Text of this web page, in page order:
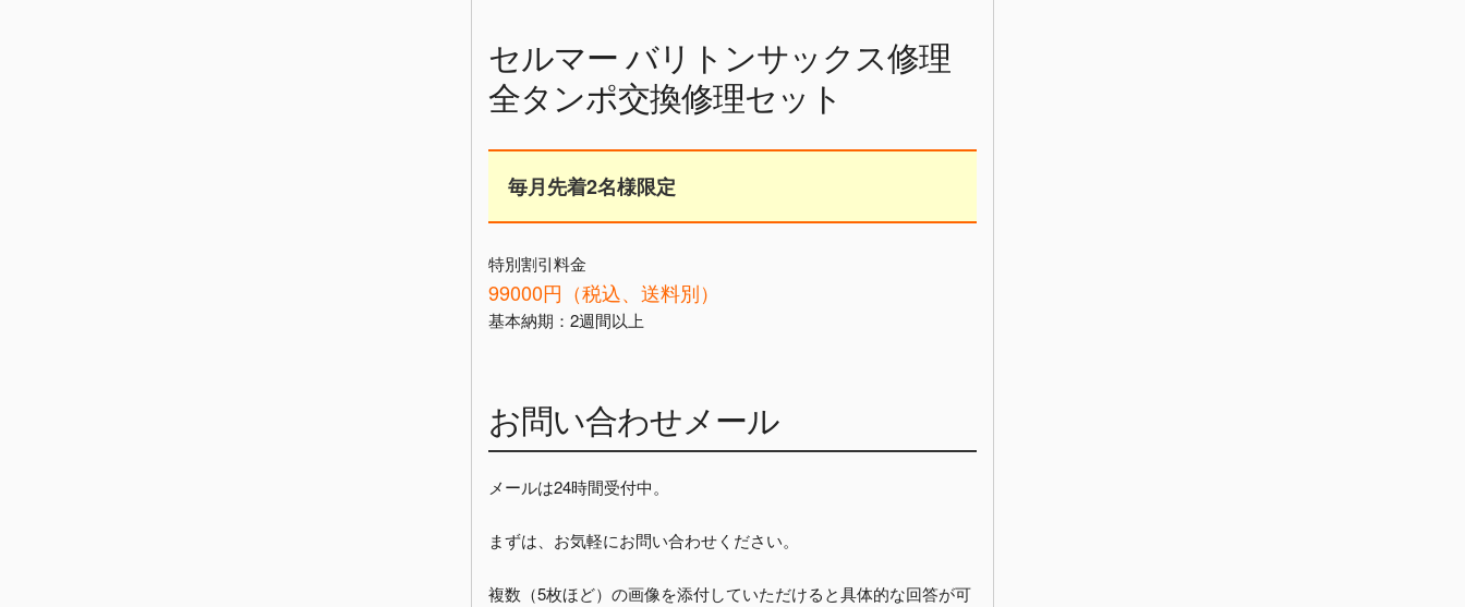
セルマー バリトンサックス修理
全タンポ交換修理セット
毎月先着2名様限定
特別割引料金
99000円（税込、送料別）
基本納期：2週間以上
お問い合わせメール
メールは24時間受付中。
まずは、お気軽にお問い合わせください。
複数（5枚ほど）の画像を添付していただけると具体的な回答が可